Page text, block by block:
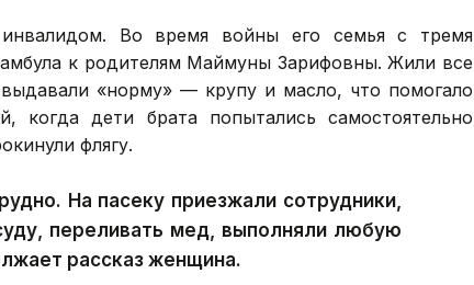
Во время войны его семья с тремя
к родителям Маймуны Зарифовны. Жили все
«норму» — крупу и масло, что помогало
когда дети брата попытались самостоятельно
флягу.
На пасеку приезжали сотрудники,
переливать мед, выполняли любую
рассказ женщина.